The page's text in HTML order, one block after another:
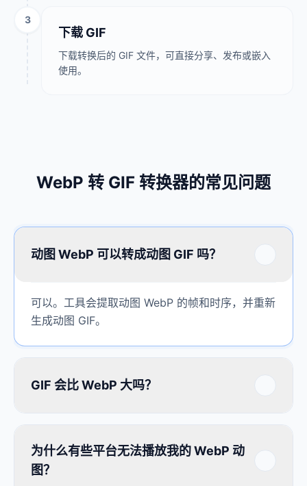
3
下载 GIF
下载转换后的 GIF 文件，可直接分享、发布或嵌入
使用。
WebP 转 GIF 转换器的常见问题
动图 WebP 可以转成动图 GIF 吗？
可以。工具会提取动图 WebP 的帧和时序，并重新
生成动图 GIF。
GIF 会比 WebP 大吗？
为什么有些平台无法播放我的 WebP 动
图？